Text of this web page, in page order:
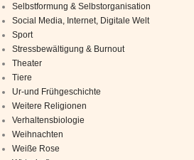
Selbstformung & Selbstorganisation
Social Media, Internet, Digitale Welt
Sport
Stressbewältigung & Burnout
Theater
Tiere
Ur-und Frühgeschichte
Weitere Religionen
Verhaltensbiologie
Weihnachten
Weiße Rose